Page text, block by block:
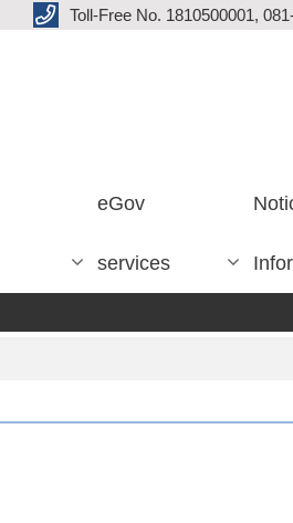
Toll-Free No. 1810500001,
eGov
services